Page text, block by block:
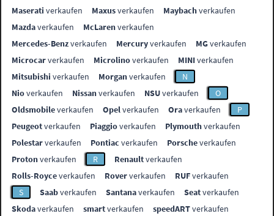
Maserati verkaufen Maxusverkaufen Maybachverkaufen
Mazdaverkaufen McLarenverkaufen
Mercedes-Benzverkaufen Mercuryverkaufen MGverkaufen
Microcarverkaufen Microlinoverkaufen MINIverkaufen
Mitsubishi verkaufen Morganverkaufen
N
Nioverkaufen Nissanverkaufen NSUverkaufen
O
Oldsmobileverkaufen Opelverkaufen Oraverkaufen
P
Peugeotverkaufen Piaggioverkaufen Plymouthverkaufen
Polestarverkaufen Pontiac verkaufen Porscheverkaufen
Protonverkaufen R Renaultverkaufen
Rolls-Royceverkaufen Roververkaufen RUFverkaufen
S
Saabverkaufen Santanaverkaufen Seatverkaufen
Skodaverkaufen smartverkaufen speedARTverkaufen